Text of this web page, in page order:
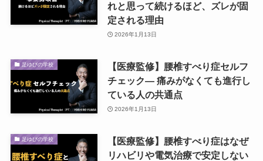
れと思って続けるほど、ズレが固
定される理由
2026年1月13日
足ゆびの学校
【医療監修】腰椎すべり症セルフ
チェック― 痛みがなくても進行し
ている人の共通点
2026年1月13日
足ゆびの学校
【医療監修】腰椎すべり症はなぜ
リハビリや電気治療で安定しない